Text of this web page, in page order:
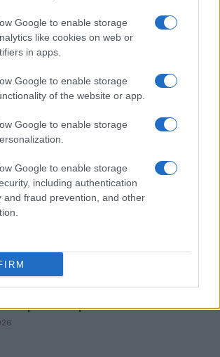
Google to enable storage
like cookies on web or
in apps.
Google to enable storage
of the website or app.
Google to enable storage
Google to enable storage
including authentication
and fraud prevention, and other
incontra i giovani ad Assisi: il richiamo
Ago 2026
rischi per la salute e ambiente